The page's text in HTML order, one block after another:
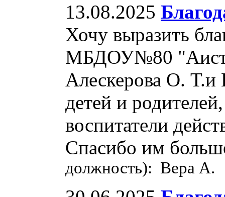
13.08.2025
Хочу выразить
МБДОУ№80 "Аист".
Алескерова О. Т.и
детей и
воспитатели
Спасибо им
должность): Вера А.